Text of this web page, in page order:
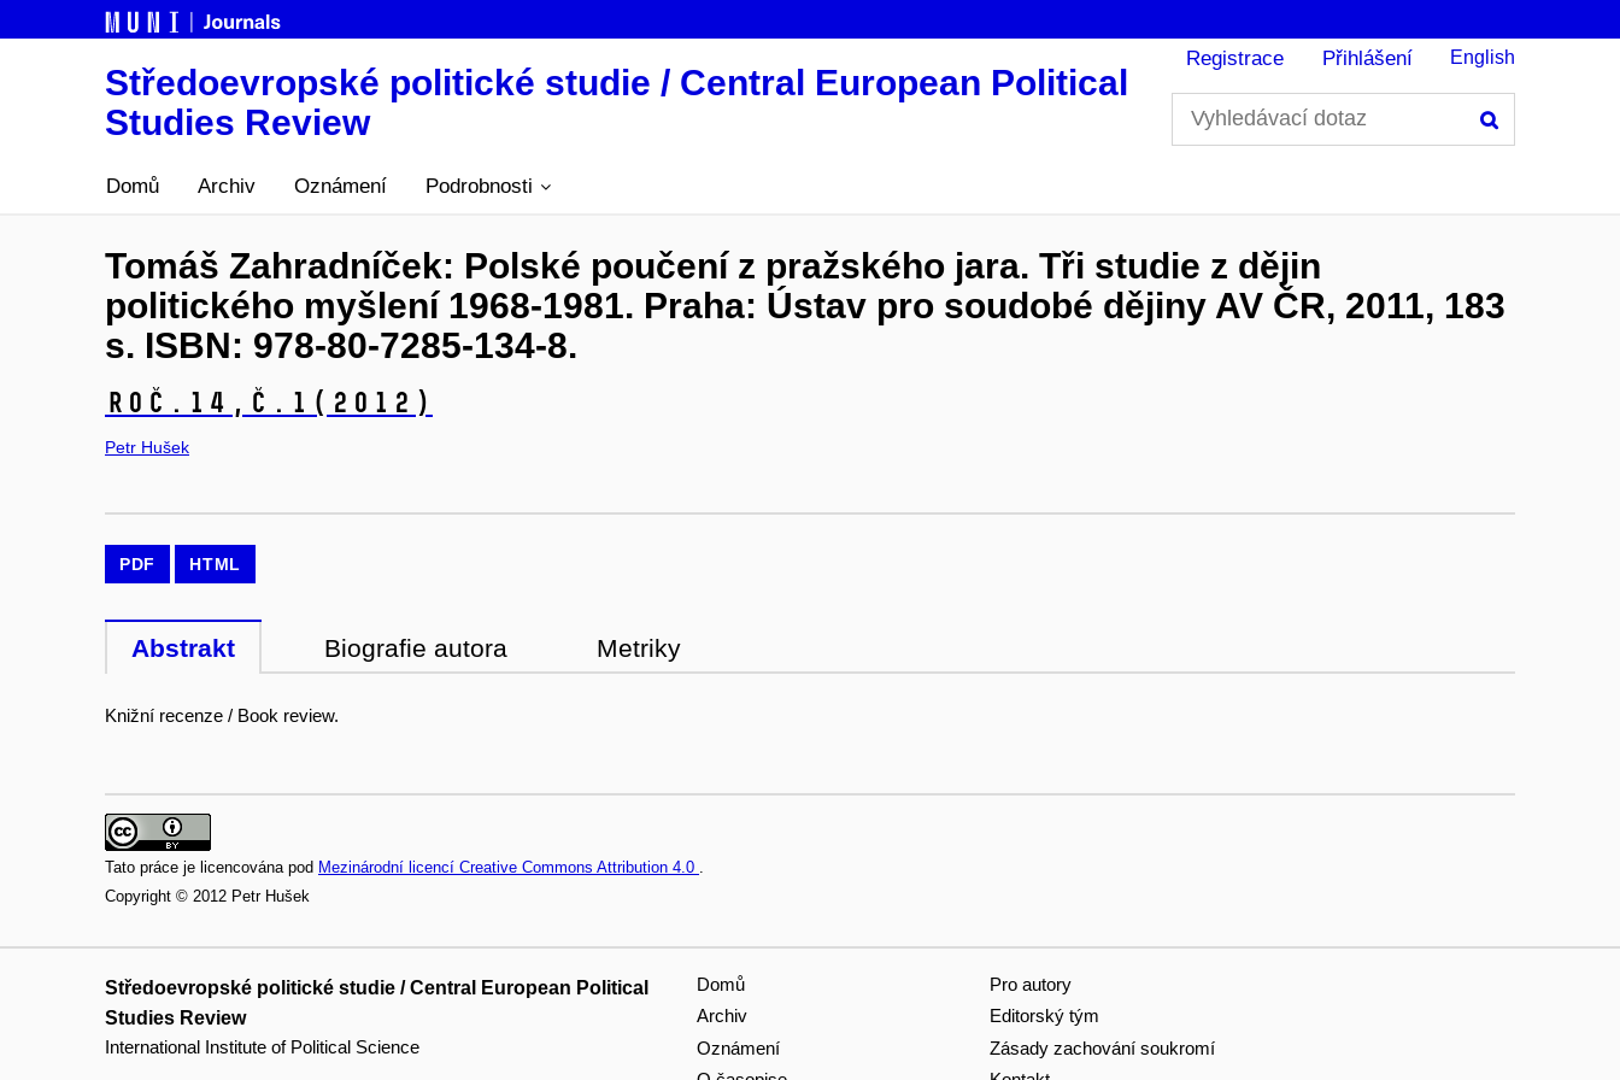
Středoevropské politické studie / Central European Political
Studies Review
Registrace Přihlášení English
Domů Archiv Oznámení Podrobnosti
Tomáš Zahradníček: Polské poučení z pražského jara. Tři studie z dějin
politického myšlení 1968-1981. Praha: Ústav pro soudobé dějiny AV ČR, 2011, 183
s. ISBN: 978-80-7285-134-8.
Roč.14, č.1 (2012)
Petr Hušek
PDF HTML
Abstrakt Biografie autora Metriky
Knižní recenze / Book review.
Tato práce je licencována pod Mezinárodní licencí Creative Commons Attribution 4.0 .
Copyright © 2012 Petr Hušek
Středoevropské politické studie / Central European Political
Studies Review
International Institute of Political Science
Domů
Archiv
Oznámení
Pro autory
Editorský tým
Zásady zachování soukromí